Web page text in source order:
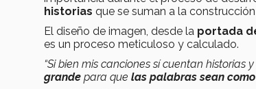
historias que se suman a la
El diseño de imagen, desde la portada
es un proceso meticuloso y calculado.
“Si bien mis canciones sí cuentan
grande para que las palabras sean